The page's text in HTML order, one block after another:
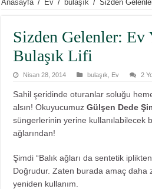
Anasayfa / Ev / bulaşık / Sizden
Sizden Gelenler: Ev
Bulaşık Lifi
Nisan 28, 2014 bulaşık Ev 2
Sahil şeridinde oturanlar soluğu
alsın! OkuyucumuzGülşen Dede
süngerlerinin yerine kullanılabilecek
ağlarından!
Şimdi “Balık ağları da sentetik
Doğrudur. Zaten burada amaç daha
yeniden kullanım.